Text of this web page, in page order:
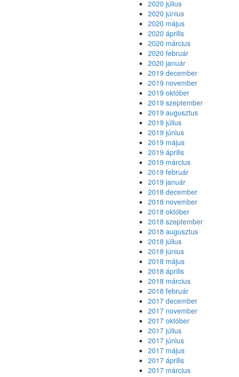
2020 július
2020 június
2020 május
2020 április
2020 március
2020 február
2020 január
2019 december
2019 november
2019 október
2019 szeptember
2019 augusztus
2019 július
2019 június
2019 május
2019 április
2019 március
2019 február
2019 január
2018 december
2018 november
2018 október
2018 szeptember
2018 augusztus
2018 július
2018 június
2018 május
2018 április
2018 március
2018 február
2017 december
2017 november
2017 október
2017 július
2017 június
2017 május
2017 április
2017 március